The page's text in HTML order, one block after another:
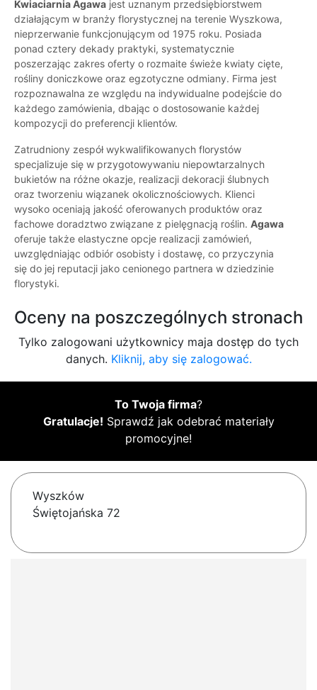
Kwiaciarnia Agawa jest uznanym przedsiębiorstwem
działającym w branży florystycznej na terenie Wyszkowa,
nieprzerwanie funkcjonującym od 1975 roku. Posiada
ponad cztery dekady praktyki, systematycznie
poszerzając zakres oferty o rozmaite świeże kwiaty cięte,
rośliny doniczkowe oraz egzotyczne odmiany. Firma jest
rozpoznawalna ze względu na indywidualne podejście do
każdego zamówienia, dbając o dostosowanie każdej
kompozycji do preferencji klientów.
Zatrudniony zespół wykwalifikowanych florystów
specjalizuje się w przygotowywaniu niepowtarzalnych
bukietów na różne okazje, realizacji dekoracji ślubnych
oraz tworzeniu wiązanek okolicznościowych. Klienci
wysoko oceniają jakość oferowanych produktów oraz
fachowe doradztwo związane z pielęgnacją roślin. Agawa
oferuje także elastyczne opcje realizacji zamówień,
uwzględniając odbiór osobisty i dostawę, co przyczynia
się do jej reputacji jako cenionego partnera w dziedzinie
florystyki.
Oceny na poszczególnych stronach
Tylko zalogowani użytkownicy maja dostęp do tych
danych. Kliknij, aby się zalogować.
To Twoja firma?
Gratulacje! Sprawdź jak odebrać materiały
promocyjne!
Wyszków
Świętojańska 72